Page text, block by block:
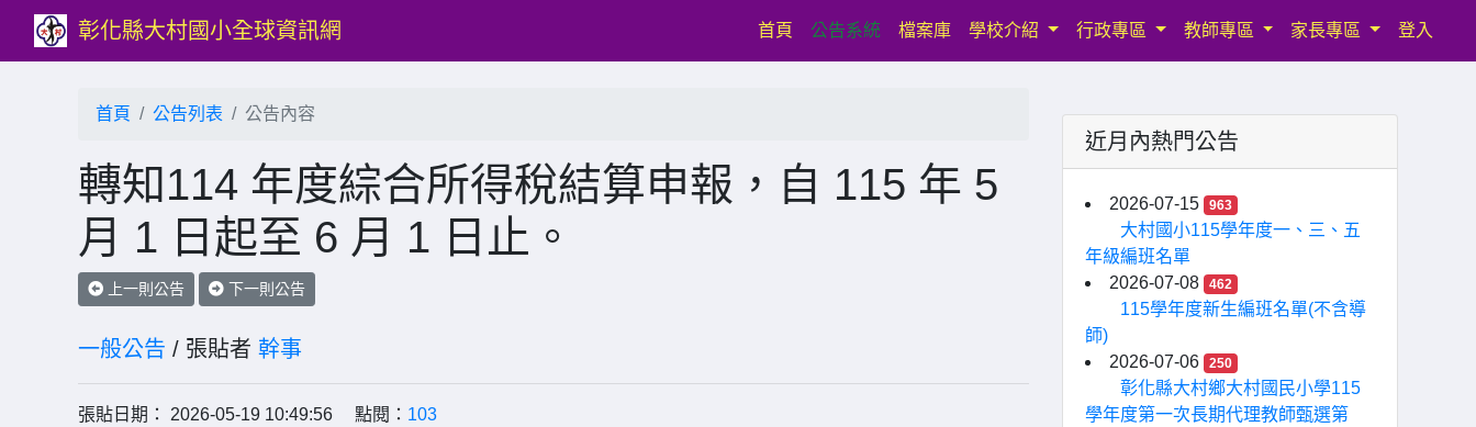
彰化縣大村國小全球資訊網 首頁 (current)
公告系統 檔案庫 學校介紹 行政專區 教師專區 家長專區 登入
首頁 公告列表 公告內容
轉知114 年度綜合所得稅結算申報，自 115 年 5
月 1 日起至 6 月 1 日止。
上一則公告 下一則公告
一般公告 / 張貼者 幹事
張貼日期： 2026-05-19 10:49:56 點閱： 103
近月內熱門公告
2026-07-15 963
大村國小115學年度一、三、五
年級編班名單
2026-07-08
462
115學年度新生編班名單(不含導
師)
2026-07-06
250
彰化縣大村鄉大村國民小學115
學年度第一次長期代理教師甄選第